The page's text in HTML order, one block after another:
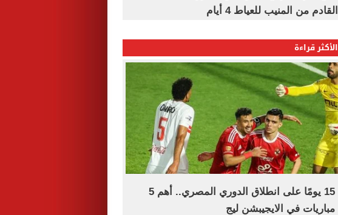
القادم من المنيب للعياط 4 أيام
الأكثر قراءة
15 يومًا على انطلاق الدوري المصري.. أهم 5
مباريات في الايجيبشن ليج